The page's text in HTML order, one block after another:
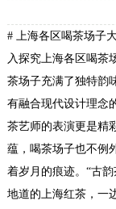
# 上海各区喝茶场子
入探究上海各区喝茶
茶场子充满了独特韵
有融合现代设计理念
茶艺师的表演更是精
蕴，喝茶场子也不例
着岁月的痕迹。“古
地道的上海红茶，一